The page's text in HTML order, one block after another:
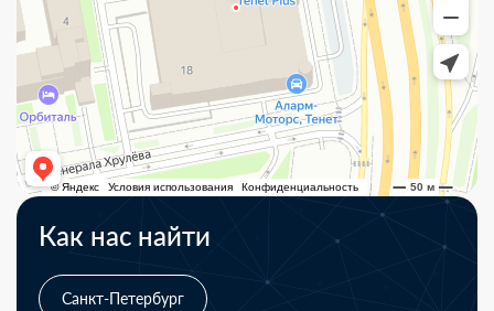
Как нас найти
Санкт-Петербург